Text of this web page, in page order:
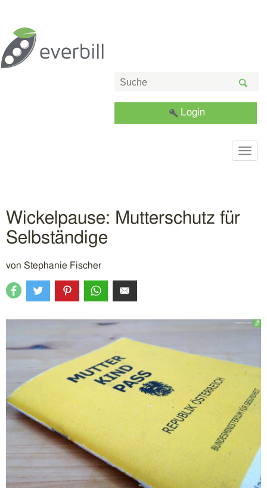
Login
Wickelpause: Mutterschutz für
Selbständige
von Stephanie Fischer